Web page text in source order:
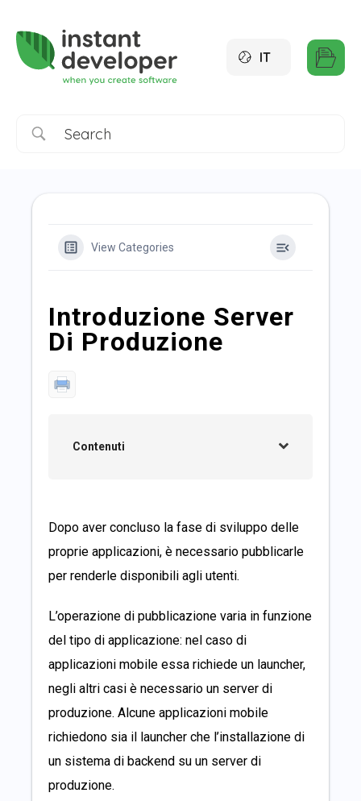
IT
View Categories
Introduzione Server
Di Produzione
Contenuti
Dopo aver concluso la fase di sviluppo delle
proprie applicazioni, è necessario pubblicarle
per renderle disponibili agli utenti.
L’operazione di pubblicazione varia in funzione
del tipo di applicazione: nel caso di
applicazioni mobile essa richiede un launcher,
negli altri casi è necessario un server di
produzione. Alcune applicazioni mobile
richiedono sia il launcher che l’installazione di
un sistema di backend su un server di
produzione.